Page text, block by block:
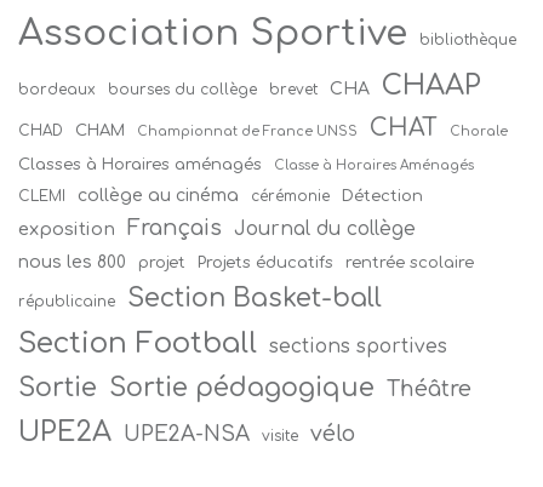
Association Sportive bibliothèque
bordeaux bourses du collège brevet CHA CHAAP
CHAD CHAM Championnat de France UNSS CHAT Chorale
Classes à Horaires aménagés Classe à Horaires Aménagés
CLEMI collège au cinéma cérémonie Détection
exposition Français Journal du collège
nous les 800 projet Projets éducatifs rentrée scolaire
républicaine Section Basket-ball
Section Football sections sportives
Sortie Sortie pédagogique Théâtre
UPE2A UPE2A-NSA visite vélo